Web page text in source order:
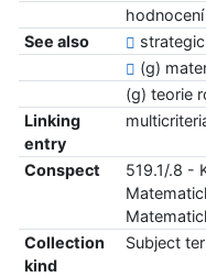
See also
(g)
(g) teorie
Linking
entry
Conspect
519.1/.8 -
Collection
kind
Subject